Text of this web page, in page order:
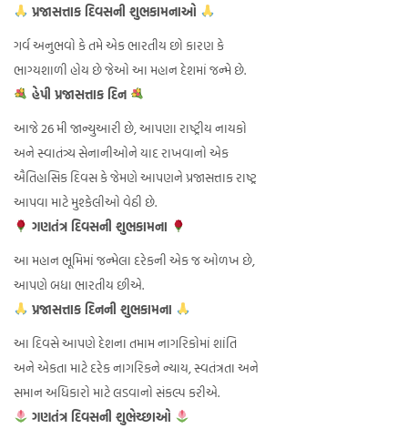
પ્રજાસત્તાક દિવસની શુભકામનાઓ
ગર્વ અનુભવો કે તમે એક ભારતીય છો કારણ કે
ભાગ્યશાળી હોય છે જેઓ આ મહાન દેશમાં જન્મે છે.
હેપી પ્રજાસત્તાક દિન
આજે 26 મી જાન્યુઆરી છે, આપણા રાષ્ટ્રીય નાયકો
અને સ્વાતંત્ર્ય સેનાનીઓને યાદ રાખવાનો એક
ઐતિહાસિક દિવસ કે જેમણે આપણને પ્રજાસત્તાક રાષ્ટ્ર
આપવા માટે મુશ્કેલીઓ વેઠી છે.
ગણતંત્ર દિવસની શુભકામના
આ મહાન ભૂમિમાં જન્મેલા દરેકની એક જ ઓળખ છે,
આપણે બધા ભારતીય છીએ.
પ્રજાસત્તાક દિનની શુભકામના
આ દિવસે આપણે દેશના તમામ નાગરિકોમાં શાંતિ
અને એકતા માટે દરેક નાગરિકને ન્યાય, સ્વતંત્રતા અને
સમાન અધિકારો માટે લડવાનો સંકલ્પ કરીએ.
ગણતંત્ર દિવસની શુભેચ્છાઓ